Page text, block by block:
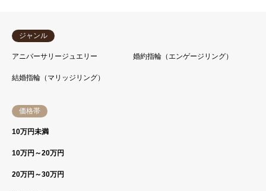
ジャンル
アニバーサリージュエリー 婚約指輪（エンゲージリング）
結婚指輪（マリッジリング）
価格帯
10万円未満
10万円～20万円
20万円～30万円